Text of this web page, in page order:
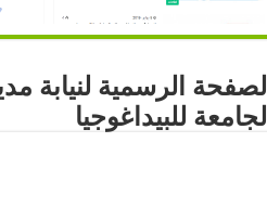
الصفحة الرسمية لنيابة
الجامعة للبيداغوجيا